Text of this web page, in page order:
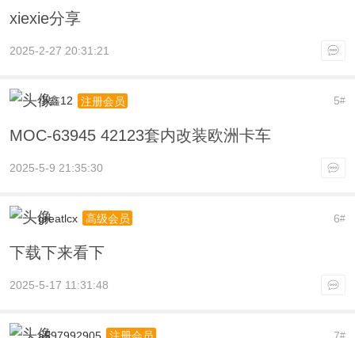
xiexie分享
2025-2-27 20:31:21
5#
小鑫12 注册会员
MOC-63945 42123套内改装欧洲卡车
2025-5-9 21:35:30
6#
greatlcx 高级会员
下载下来看下
2025-5-17 11:31:48
7#
a597992905